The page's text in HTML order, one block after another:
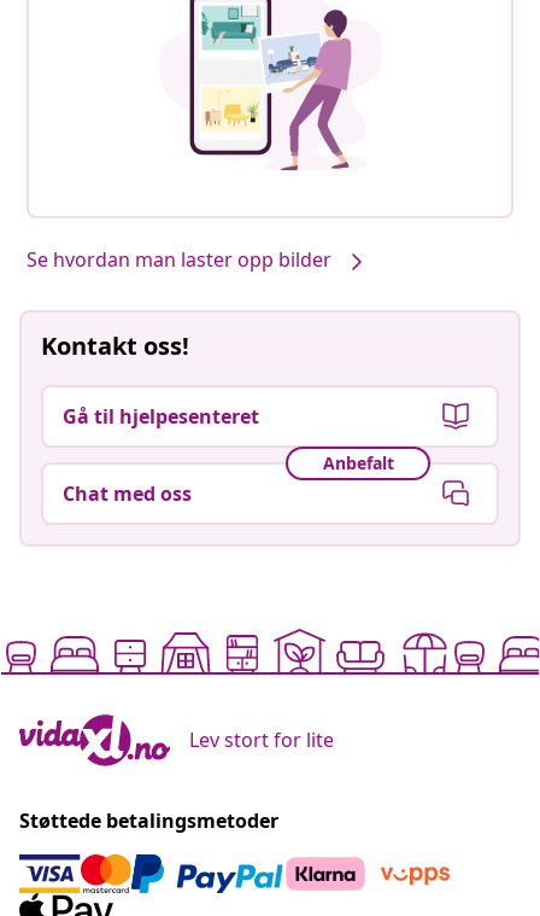
Se hvordan man laster opp bilder
Kontakt oss!
Gå til hjelpesenteret
Anbefalt
Chat med oss
Lev stort for lite
Støttede betalingsmetoder